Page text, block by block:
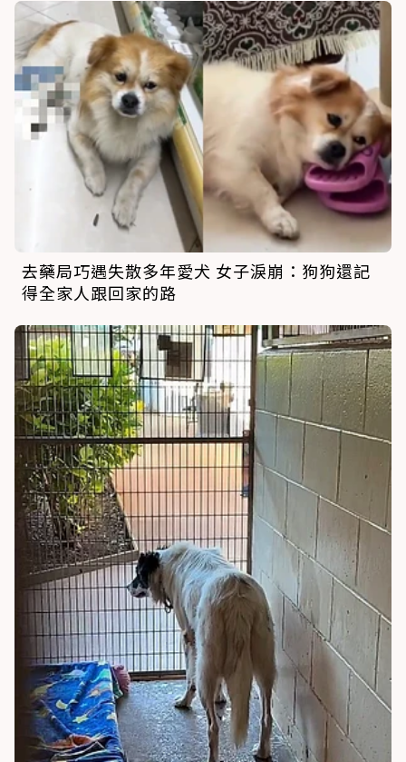
去藥局巧遇失散多年愛犬 女子淚崩：狗狗還記
得全家人跟回家的路